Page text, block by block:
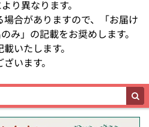
り異なります。
合がありますので、「お届け
み」の記載をお奨めします。
いたします。
います。